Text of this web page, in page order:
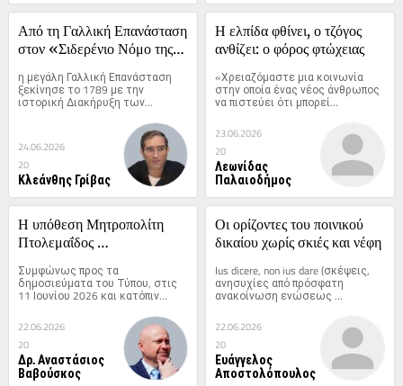
Από τη Γαλλική Επανάσταση
στον «Σιδερένιο Νόμο της
η μεγάλη Γαλλική Επανάσταση
ξεκίνησε το 1789 με την
ιστορική Διακήρυξη των...
24.06.2026
20
Κλεάνθης Γρίβας
Η ελπίδα φθίνει, ο τζόγος
ανθίζει: ο φόρος φτώχειας
«Χρειαζόμαστε μια κοινωνία
στην οποία ένας νέος άνθρωπος
να πιστεύει ότι μπορεί...
23.06.2026
20
Λεωνίδας
Παλαιοδήμος
Η υπόθεση Μητροπολίτη
Πτολεμαΐδος
Συμφώνως προς τα
δημοσιεύματα του Τύπου, στις
11 Ιουνίου 2026 και κατόπιν...
22.06.2026
20
Δρ. Αναστάσιος
Βαβούσκος
Οι ορίζοντες του ποινικού
δικαίου χωρίς σκιές και νέφη
Ius dicere, non ius dare (σκέψεις,
ανησυχίες από πρόσφατη
ανακοίνωση ενώσεως
δικαστικών...
22.06.2026
20
Ευάγγελος
Αποστολόπουλος